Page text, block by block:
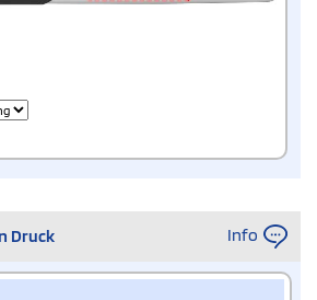
Druck Info